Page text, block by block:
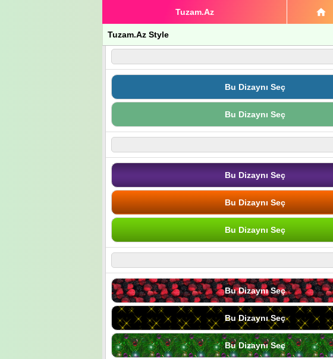
Tuzam.Az
Tuzam.Az Style
Bu Dizaynı Seç
Bu Dizaynı Seç
Bu Dizaynı Seç
Bu Dizaynı Seç
Bu Dizaynı Seç
Bu Dizaynı Seç
Bu Dizaynı Seç
Bu Dizaynı Seç